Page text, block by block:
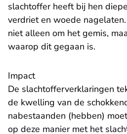
slachtoffer heeft bij hen
verdriet en woede
niet alleen om het gemis,
waarop dit gegaan is.
Impact
De slachtofferverklaringen
de kwelling van de
nabestaanden (hebben)
op deze manier met het